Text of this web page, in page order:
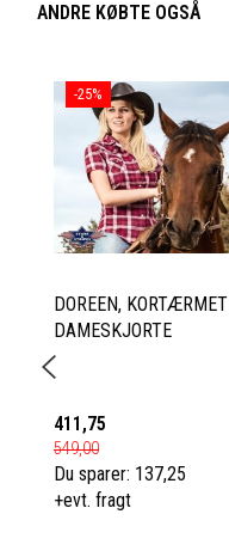
ANDRE KØBTE OGSÅ
-25%
DOREEN, KORTÆRMET
DAMESKJORTE
411,75
549,00
Du sparer: 137,25
+evt. fragt